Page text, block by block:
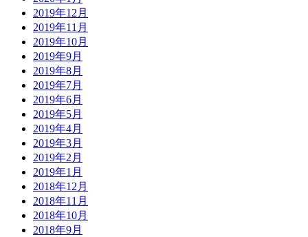
2019年12月
2019年11月
2019年10月
2019年9月
2019年8月
2019年7月
2019年6月
2019年5月
2019年4月
2019年3月
2019年2月
2019年1月
2018年12月
2018年11月
2018年10月
2018年9月